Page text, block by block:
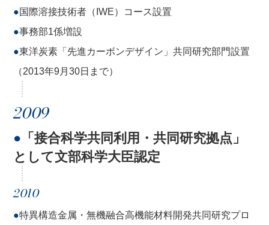
●国際溶接技術者（IWE）コース設置
●事務部1係増設
●東洋炭素「先進カーボンデザイン」共同研究部門設置
（2013年9月30日まで）
2009
● 「接合科学共同利用・共同研究拠点」
として文部科学大臣認定
2010
●特異構造金属・無機融合高機能材料開発共同研究プロ